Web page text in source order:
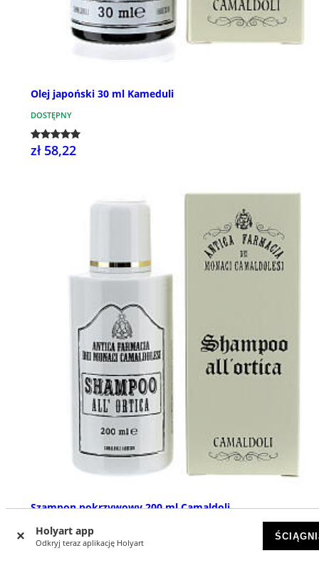
Holyart app
Odkryj teraz aplikację Holyart
Olej japoński 30 ml Kameduli
DOSTĘPNY
zł 58,22
Szampon pokrzywowy 200 ml Camaldoli
DOSTĘPNY